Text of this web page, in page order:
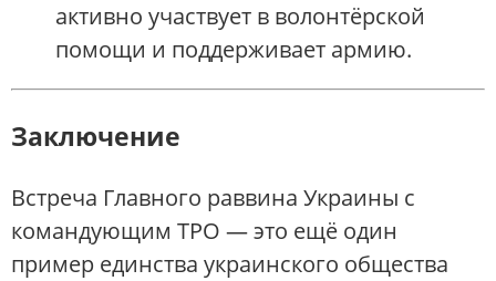
активно участвует в волонтёрской
помощи и поддерживает армию.
Заключение
Встреча Главного раввина Украины с
командующим ТРО — это ещё один
пример единства украинского общества